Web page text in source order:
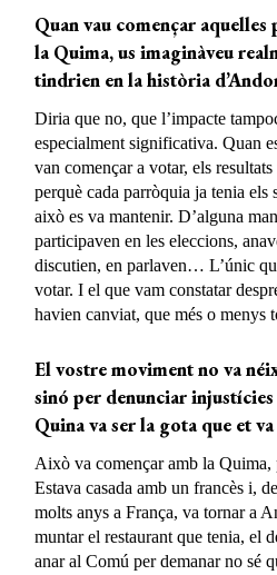
Quan vau començar
la Quima, us imaginàveu
tindrien en la història
Diria que no, que l’impacte
especialment significativa. Quan
van començar a votar, els
perquè cada parròquia ja tenia els
això es va mantenir. D’alguna
participaven en les eleccions,
discutien, en parlaven… L’únic
votar. I el que vam constatar
havien canviat, que més o menys
El vostre movimentno va
sinó per denunciar
Quina va ser la gota que et
Això va començar amb la Quima,
Estava casada amb un francès i,
molts anys a França, va tornar a
muntar el restaurant que tenia, el
anar al Comú per demanar no sé